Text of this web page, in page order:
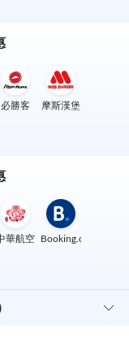
必勝客 摩斯漢堡
華航空 Booking.com